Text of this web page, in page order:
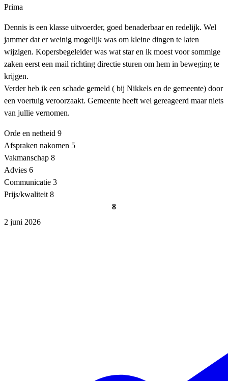
Prima
Dennis is een klasse uitvoerder, goed benaderbaar en redelijk. Wel
jammer dat er weinig mogelijk was om kleine dingen te laten
wijzigen. Kopersbegeleider was wat star en ik moest voor sommige
zaken eerst een mail richting directie sturen om hem in beweging te
krijgen.
Verder heb ik een schade gemeld ( bij Nikkels en de gemeente) door
een voertuig veroorzaakt. Gemeente heeft wel gereageerd maar niets
van jullie vernomen.
Orde en netheid 9
Afspraken nakomen 5
Vakmanschap 8
Advies 6
Communicatie 3
Prijs/kwaliteit 8
8
2 juni 2026